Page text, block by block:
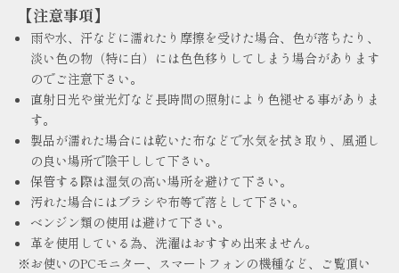
【注意事項】
雨や水、汗などに濡れたり摩擦を受けた場合、色が落ちたり、
淡い色の物（特に白）には色色移りしてしまう場合があります
のでご注意下さい。
直射日光や蛍光灯など長時間の照射により色褪せる事がありま
す。
製品が濡れた場合には乾いた布などで水気を拭き取り、風通し
の良い場所で陰干しして下さい。
保管する際は湿気の高い場所を避けて下さい。
汚れた場合にはブラシや布等で落として下さい。
ベンジン類の使用は避けて下さい。
革を使用している為、洗濯はおすすめ出来ません。
※お使いのPCモニター、スマートフォンの機種など、ご覧頂い